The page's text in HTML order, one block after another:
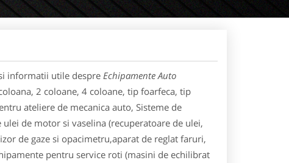
informatii utile despreEchipamente Auto
2 coloane, 4 coloane, tip foarfeca, tip
ateliere de mecanica auto, Sisteme de
de motor si vaselina (recuperatoare de ulei,
de gaze si opacimetru,aparat de reglat faruri,
pentru service roti (masini de echilibrat